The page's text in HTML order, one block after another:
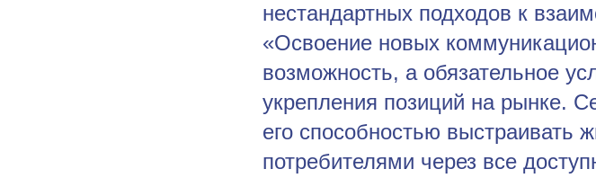
нестандартных подходов к
«Освоение новых
возможность, а обязательное
укрепления позиций на рынке.
его способностью выстраивать
потребителями через все